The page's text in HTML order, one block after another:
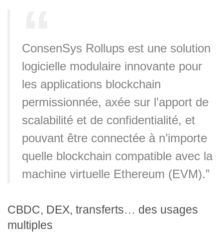
ConsenSys Rollups est une solution
logicielle modulaire innovante pour
les applications blockchain
permissionnée, axée sur l’apport de
scalabilité et de confidentialité, et
pouvant être connectée à n’importe
quelle blockchain compatible avec la
machine virtuelle Ethereum (EVM).”
CBDC, DEX, transferts… des usages
multiples